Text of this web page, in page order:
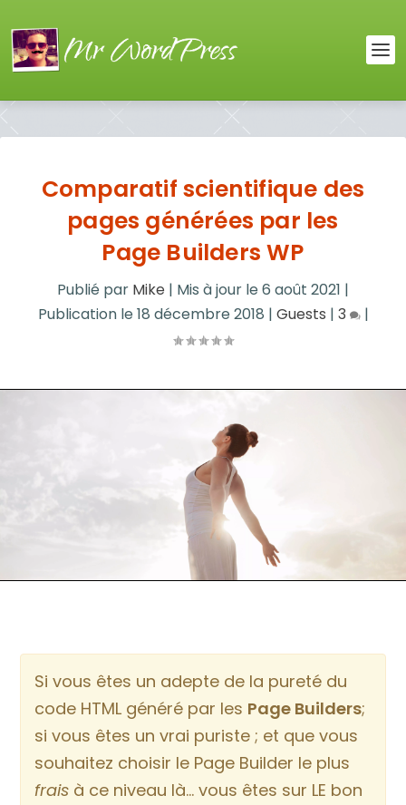
Comparatif scientifique des
pages générées par les
Page Builders WP
Publié par Mike | Mis à jour le 6 août 2021 |
Publication le 18 décembre 2018 | Guests | 3 |
Si vous êtes un adepte de la pureté du
code HTML généré par les Page Builders;
si vous êtes un vrai puriste ; et que vous
souhaitez choisir le Page Builder le plus
frais à ce niveau là… vous êtes sur LE bon